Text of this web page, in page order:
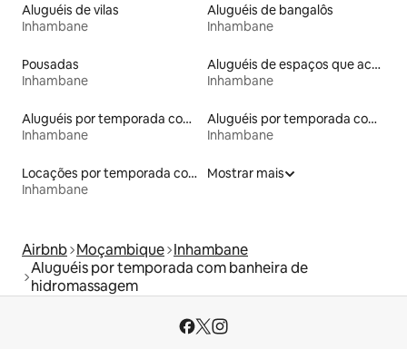
Aluguéis de vilas
Inhambane
Aluguéis de bangalôs
Inhambane
Pousadas
Inhambane
Aluguéis de espaços que aceitam animais de estimação
Inhambane
Aluguéis por temporada com acesso ao lago
Inhambane
Aluguéis por temporada com caiaque
Inhambane
Locações por temporada com piscina
Inhambane
Mostrar mais
Airbnb Moçambique Inhambane
Aluguéis por temporada com banheira de
hidromassagem